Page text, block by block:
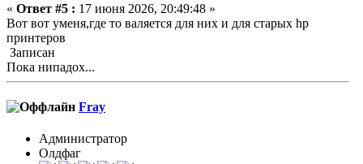
« Ответ #5 : 17 июня 2026, 20:49:48 »
Вот вот уменя,где то валяется для них и для старых hp
принтеров
Записан
Пока нипадох...
Fray
Администратор
Олдфаг